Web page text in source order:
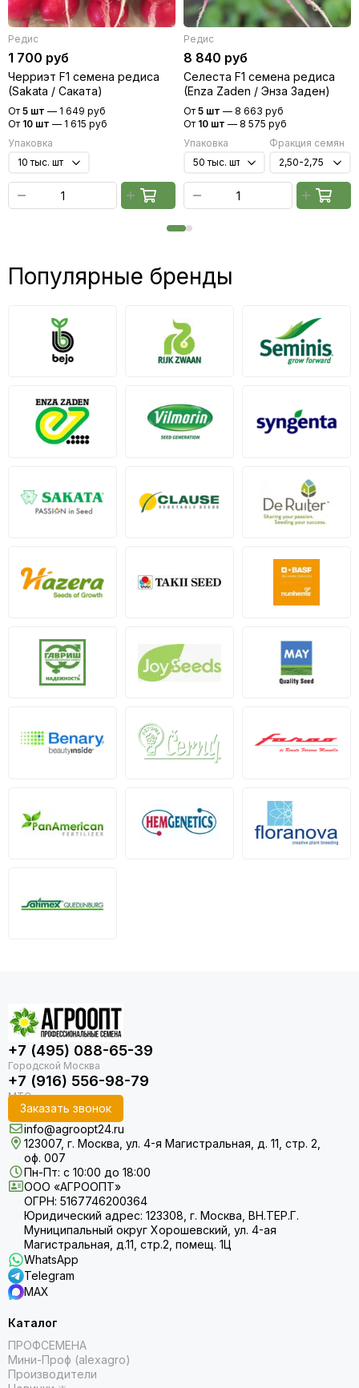
Редис
1 700 руб
Черриэт F1 семена редиса
(Sakata / Саката)
От 5 шт — 1 649 руб
От 10 шт — 1 615 руб
Упаковка
Редис
8 840 руб
Селеста F1 семена редиса
(Enza Zaden / Энза Заден)
От 5 шт — 8 663 руб
От 10 шт — 8 575 руб
Упаковка
Фракция семян
Популярные бренды
+7 (495) 088-65-39
+7 (916) 556-98-79
Заказать звонок
info@agroopt24.ru
123007, г. Москва, ул. 4-я Магистральная, д. 11, стр. 2,
оф. 007
Пн-Пт: с 10:00 до 18:00
ООО «АГРООПТ»
ОГРН: 5167746200364
Юридический адрес: 123308, г. Москва, ВН.ТЕР.Г.
Муниципальный округ Хорошевский, ул. 4-ая
Магистральная, д.11, стр.2, помещ. 1Ц
WhatsApp
Telegram
MAX
Каталог
ПРОФСЕМЕНА
Мини-Проф (alexagro)
Производители